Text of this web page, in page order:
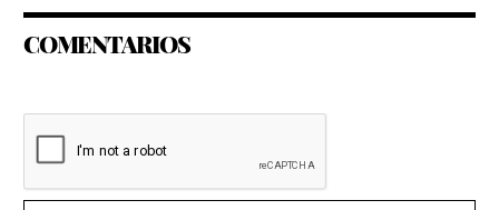
COMENTARIOS